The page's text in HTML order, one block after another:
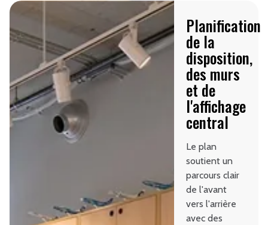
Planification
de la
disposition,
des murs
et de
l'affichage
central
Le plan
soutient un
parcours clair
de l'avant
vers l'arrière
avec des